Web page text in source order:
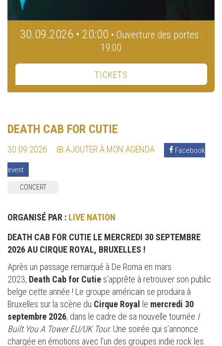
30.09.2026 • 20:00 • Ouverture des portes :
19:00
TICKETS
DEATH CAB FOR CUTIE
30.09.2026 AJOUTER À MON AGENDA Facebook
event
CONCERT
ORGANISÉ PAR : LIVE NATION
DEATH CAB FOR CUTIE LE MERCREDI 30 SEPTEMBRE
2026 AU CIRQUE ROYAL, BRUXELLES !
Après un passage remarqué à De Roma en mars
2023, Death Cab for Cutie s’apprête à retrouver son public
belge cette année ! Le groupe américain se produira à
Bruxelles sur la scène du Cirque Royal le mercredi 30
septembre 2026, dans le cadre de sa nouvelle tournée I
Built You A Tower EU/UK Tour. Une soirée qui s’annonce
chargée en émotions avec l’un des groupes indie rock les